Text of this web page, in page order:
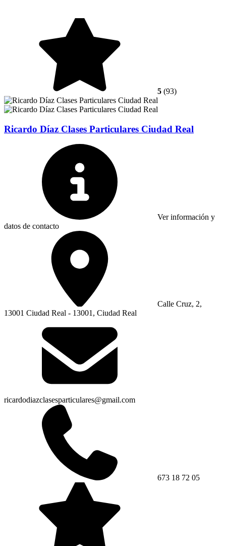
5 (93)
Ricardo Díaz Clases Particulares Ciudad Real
Ver información y
datos de contacto
Calle Cruz, 2,
13001 Ciudad Real - 13001, Ciudad Real
ricardodiazclasesparticulares@gmail.com
673 18 72 05